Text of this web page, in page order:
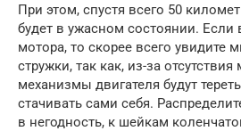
При этом, спустя всего 50
будет в ужасном состоянии. Если
мотора, то скорее всего увидите
стружки, так как, из-за
механизмы двигателя будут
стачивать сами себя.
в негодность, к шейкам